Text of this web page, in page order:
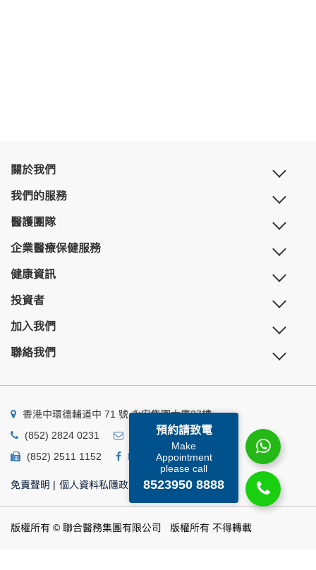
預約請致電
Make
Appointment
please call
8523950 8888
關於我們
我們的服務
醫護團隊
企業醫療保健服務
健康資訊
投資者
加入我們
聯絡我們
香港中環德輔道中 71 號 永安集團大廈27樓
(852) 2824 0231
business@ump.com.hk
(852) 2511 1152
Facebook Linkedin
免責聲明 | 個人資料私隱政策 | 個人資料收集聲明
版權所有 © 聯合醫務集團有限公司 版權所有 不得轉載